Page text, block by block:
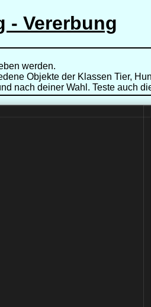
- Vererbung
werden.
Objekte der Klassen Tier,
nach deiner Wahl. Teste auch